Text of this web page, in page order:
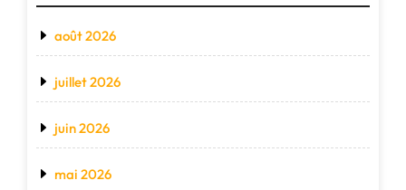
août 2026
juillet 2026
juin 2026
mai 2026